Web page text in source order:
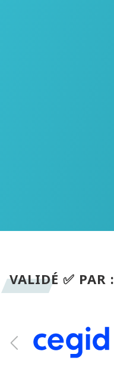
VALIDÉ ✅ PAR :